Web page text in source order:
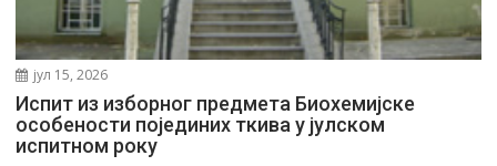
јул 15, 2026
Испит из изборног предмета Биохемијске
особености појединих ткива у јулском
испитном року